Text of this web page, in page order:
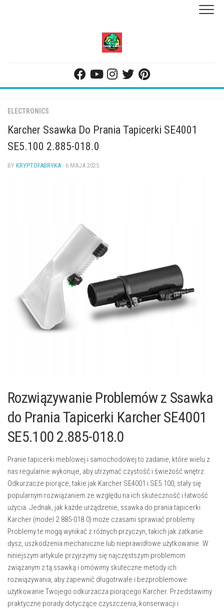
ELECTRONICS
Karcher Ssawka Do Prania Tapicerki SE4001
SE5.100 2.885-018.0
BY KRYPTOFABRYKA · 6 MAJA 2025
Rozwiązywanie Problemów z Ssawka
do Prania Tapicerki Karcher SE4001
SE5.100 2.885-018.0
Pranie tapicerki meblowej i samochodowej to zadanie, które wielu z
nas regularnie wykonuje, aby utrzymać czystość i świeżość wnętrz.
Odkurzacze piorące, takie jak Karcher SE4001 i SE5.100, stały się
popularnym rozwiązaniem ze względu na ich skuteczność i łatwość
użycia. Jednak, jak każde urządzenie, ssawka do prania tapicerki
Karcher (model 2.885-018.0) może czasami sprawiać problemy.
Problemy te mogą wynikać z różnych przyczyn, takich jak zatkanie
dysz, uszkodzenia mechaniczne lub nieprawidłowe użytkowanie. W
niniejszym artykule przyjrzymy się najczęstszym problemom
związanym z tą ssawką i omówimy skuteczne metody ich
rozwiązywania, aby zapewnić długotrwałe i bezproblemowe
użytkowanie Twojego odkurzacza piorącego Karcher. Przedstawimy
praktyczne porady dotyczące czyszczenia, konserwacji i